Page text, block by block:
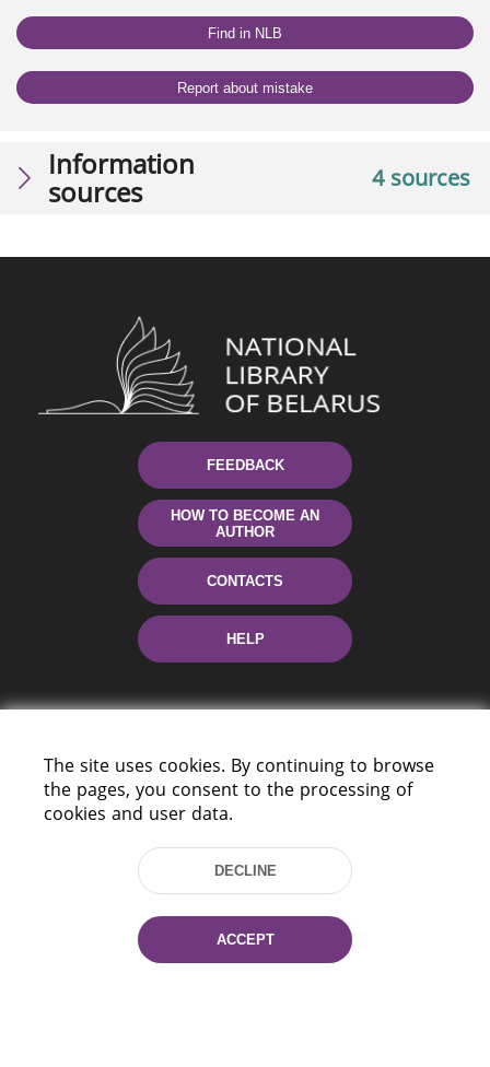
Find in NLB
Report about mistake
4 sources
Information
sources
FEEDBACK
HOW TO BECOME AN
AUTHOR
CONTACTS
HELP
220114, Niezaležnasci Ave. 116, Minsk,
Tel.: (+375 17) 368 37 37
Fax: (+375 17) 368 97 06
E-mail: inbox@nlb.by
The site uses cookies. By continuing to browse
the pages, you consent to the processing of
cookies and user data.
DECLINE
ACCEPT